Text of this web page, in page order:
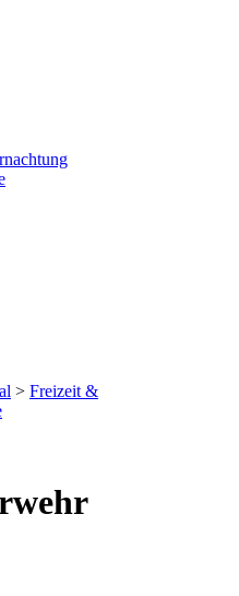
> Freizeit &